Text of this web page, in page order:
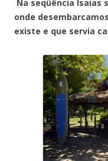
Na seqüência Isaias
onde
existe e que servia